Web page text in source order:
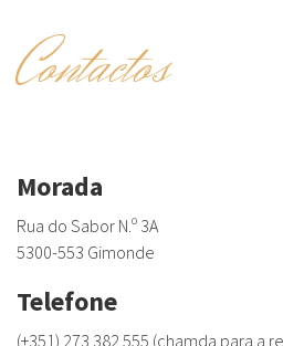
Contactos
Morada
Rua do Sabor N.º 3A
5300-553 Gimonde
Telefone
(+351) 273 382 555 (chamda para a